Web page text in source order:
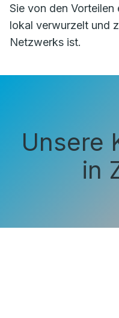
Sie von den Vorteilen
lokal verwurzelt und
Netzwerks ist.
Unsere
in